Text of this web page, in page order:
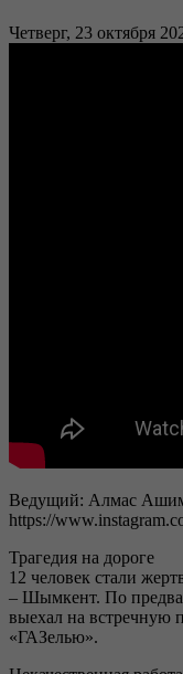
Четверг, 23 октября
Ведущий: Алмас
https://
Трагедия на дороге
12 человек стали
– Шымкент. По
выехал на встречную
«ГАЗелью».